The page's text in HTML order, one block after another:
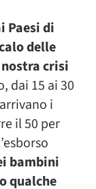
Paesi di
delle
nostra crisi
dai 15 ai 30
i
il 50 per
bambini
qualche